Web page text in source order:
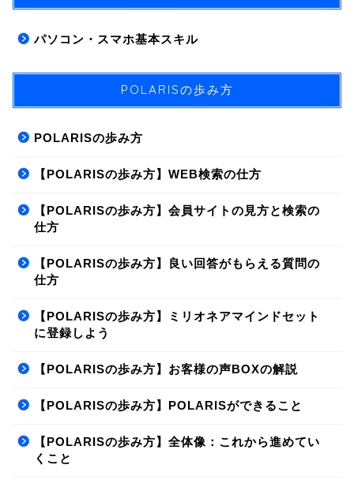
パソコン・スマホ基本スキル
POLARISの歩み方
POLARISの歩み方
【POLARISの歩み方】WEB検索の仕方
【POLARISの歩み方】会員サイトの見方と検索の
仕方
【POLARISの歩み方】良い回答がもらえる質問の
仕方
【POLARISの歩み方】ミリオネアマインドセット
に登録しよう
【POLARISの歩み方】お客様の声BOXの解説
【POLARISの歩み方】POLARISができること
【POLARISの歩み方】全体像：これから進めてい
くこと